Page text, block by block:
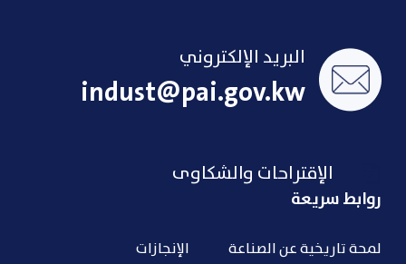
البريد الإلكتروني
indust@pai.gov.kw
الإقتراحات والشكاوى
روابط سريعة
لمحة تاريخية عن الصناعة الإنجازات